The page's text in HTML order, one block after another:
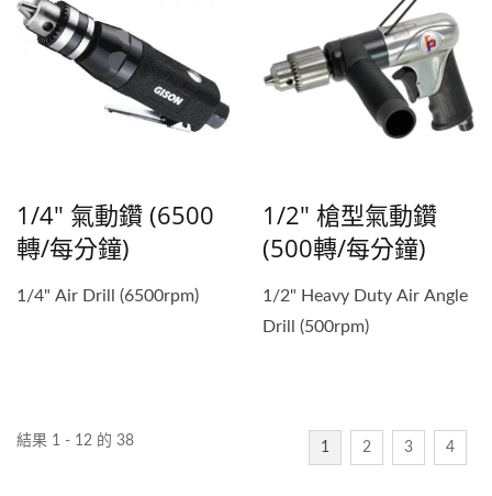
1/4" 氣動鑽 (6500
轉/每分鐘)
1/4" Air Drill (6500rpm)
1/2" 槍型氣動鑽
(500轉/每分鐘)
1/2" Heavy Duty Air Angle
Drill (500rpm)
結果 1 - 12 的 38 1 2 3 4